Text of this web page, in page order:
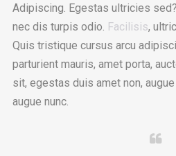
Adipiscing. Egestas ultricies
nec dis turpis odio. Facilisis,
Quis tristique cursus arcu
parturient mauris, amet porta,
sit, egestas duis amet non,
augue nunc.